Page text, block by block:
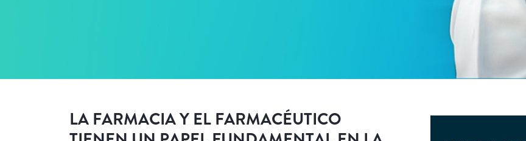
LA FARMACIA Y EL FARMACÉUTICO